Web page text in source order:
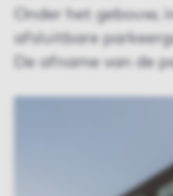
Onder het gebouw,
afsluitbare
De afname van de